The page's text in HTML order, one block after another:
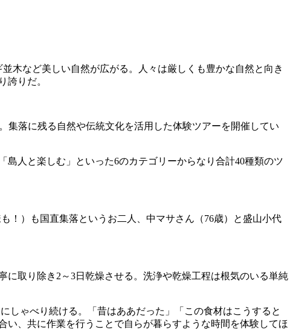
木など美しい自然が広がる。人々は厳しくも豊かな自然と向き
誇りだ。
集落に残る自然や伝統文化を活用した体験ツアーを開催してい
人と楽しむ」といった6のカテゴリーからなり合計40種類のツ
！）も国直集落というお二人、中マサさん（76歳）と盛山小代
取り除き2～3日乾燥させる。洗浄や乾燥工程は根気のいる単純
しゃべり続ける。「昔はああだった」「この食材はこうすると
、共に作業を行うことで自らが暮らすような時間を体験してほ